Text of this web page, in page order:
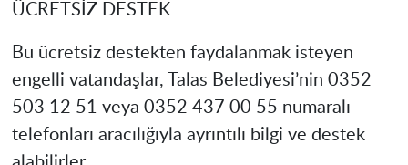
ÜCRETSİZ DESTEK
Bu ücretsiz destekten faydalanmak isteyen
engelli vatandaşlar, Talas Belediyesi’nin 0352
503 12 51 veya 0352 437 00 55 numaralı
telefonları aracılığıyla ayrıntılı bilgi ve destek